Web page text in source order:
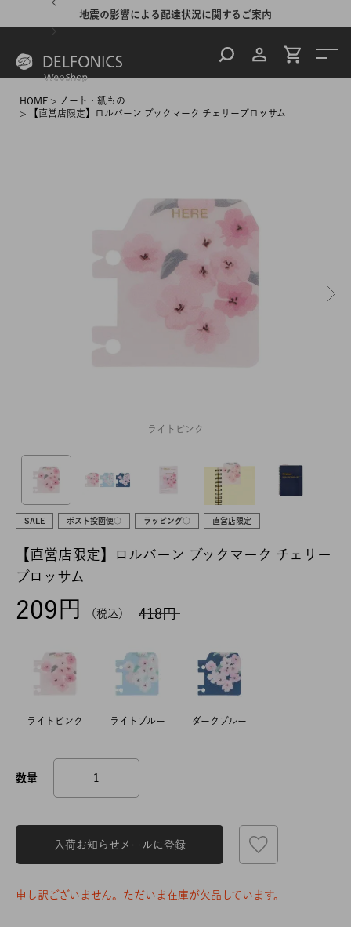
地震の影響による配達状況に関するご案内
HOME
ノート・紙もの
【直営店限定】ロルバーン ブックマーク チェリーブロッサム
ライトピンク
SALE ポスト投函便○ ラッピング○ 直営店限定
【直営店限定】ロルバーン ブックマーク チェリー
ブロッサム
418
209 税込
ライトピンク ライトブルー ダークブルー
入荷お知らせメールに登録
申し訳ございません。ただいま在庫が欠品しています。